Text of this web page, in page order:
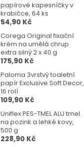
papírové kapesníčky v
krabičce, 64 ks
54,90 Kč
Corega Original fixační
krém na umělá chrup
extra silný 2 x 40 g
175,90 Kč
Paloma 3vrstvý toaletní
papír Exclusive Soft Decor,
16 rolí
109,90 Kč
Uniflex PES-TMEL ALU tmel
na pozink a lehké kovy,
500 g
228,90 Kč